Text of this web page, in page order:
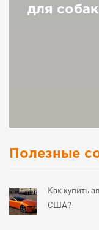
для собак
Полезные
Как купить
США?